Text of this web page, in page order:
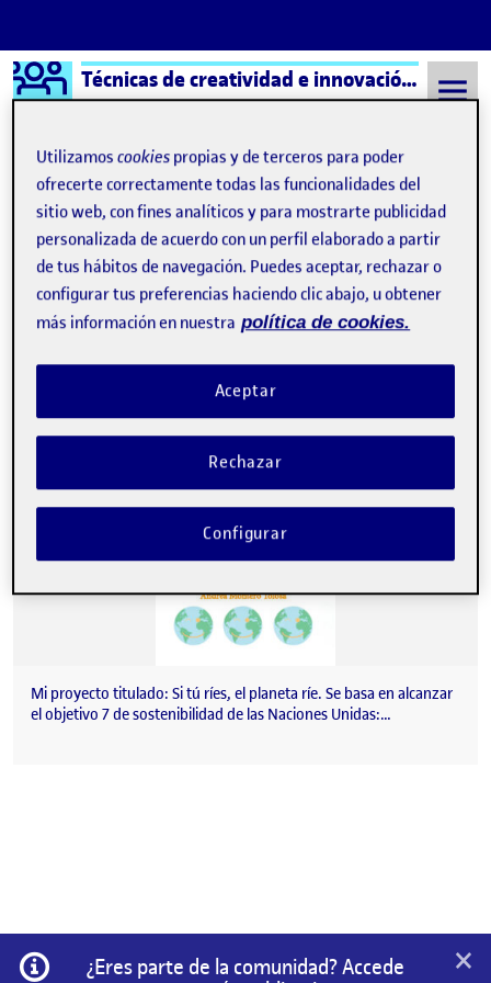
Saltar al contenido
Logo Ágora Técnicas de creatividad e innovación aula 4
Semestre 20152 - Aula 4 Andrea Montero Tolosa
Andrea Montero Tolosa
Publicado por
Andrea Montero Tolosa
Fecha de publicación
comentario
Mi proyecto titulado: Si tú ríes, el planeta ríe. Se basa en alcanzar
el objetivo 7 de sostenibilidad de las Naciones Unidas:…
Información
¿Eres parte de la comunidad? Accede
×
Utilizamoscookies propias y de terceros para poder
ofrecerte correctamente todas las funcionalidades del
sitio web, con fines analíticos y para mostrarte publicidad
personalizada de acuerdo con un perfil elaborado a partir
de tus hábitos de navegación. Puedes aceptar, rechazar o
configurar tus preferencias haciendo clic abajo, u obtener
más información en nuestra política de cookies.
Rechazar
Aceptar
Configurar